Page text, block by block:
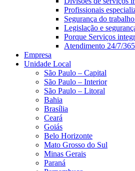
Profissionais
Segurança do
Legislação e
Porque Serviços
Atendimento 24/7/365
Empresa
Unidade Local
São Paulo – Capital
São Paulo – Interior
São Paulo – Litoral
Bahia
Brasília
Ceará
Goiás
Belo Horizonte
Mato Grosso do Sul
Minas Gerais
Paraná